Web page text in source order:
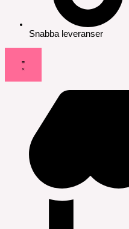
Snabba leveranser